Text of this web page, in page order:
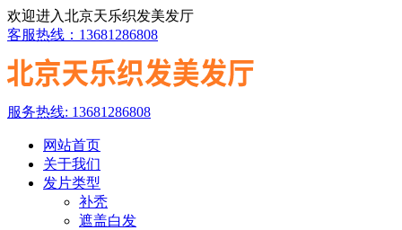
欢迎进入北京天乐织发美发厅
客服热线：13681286808
服务热线: 13681286808
网站首页
关于我们
发片类型
补秃
遮盖白发